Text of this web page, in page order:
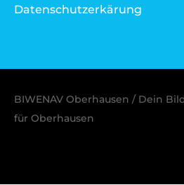
Datenschutzerkärung
BIWENAV Oberhausen / Dein
für Oberhausen